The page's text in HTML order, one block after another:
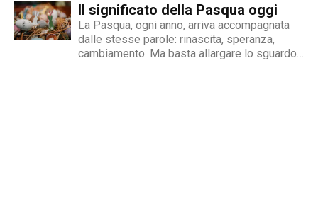
traduce in discriminazione intersezionale.
Perché il fenomeno esiste Le cause sono
diverse e spesso...
Il significato della Pasqua oggi
La Pasqua, ogni anno, arriva accompagnata
dalle stesse parole: rinascita, speranza,
cambiamento. Ma basta allargare lo sguardo